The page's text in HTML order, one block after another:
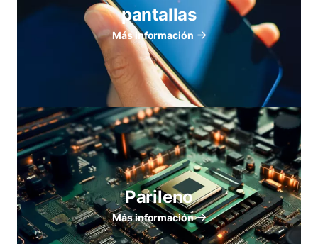
pantallas
Más información
Parileno
Más información